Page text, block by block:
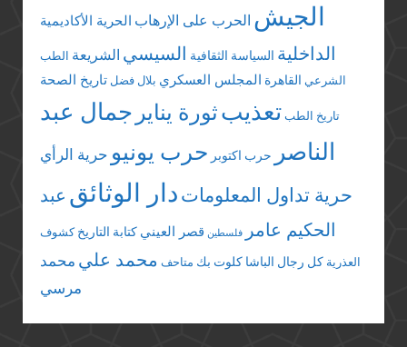
الجيش الحرب على الإرهاب الحرية الأكاديمية
الداخلية السياسة الثقافية السيسي الشريعة الطب
الشرعي القاهرة المجلس العسكري بلال فضل تاريخ الصحة
تاريخ الطب تعذيبثورة يناير جمال عبد
الناصر
حرب اكتوبر حرب يونيو حرية الرأي
حرية تداول المعلومات دار الوثائق عبد
الحكيم عامر
فلسطين قصر العيني كتابة التاريخ كشوف
العذرية كل رجال الباشا كلوت بك متاحف محمد علي محمد
مرسي